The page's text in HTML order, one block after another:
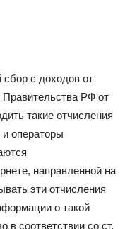
с доходов от
РФ от
такие отчисления
операторы
направленной на
эти отчисления
о такой
в соответствии со ст.